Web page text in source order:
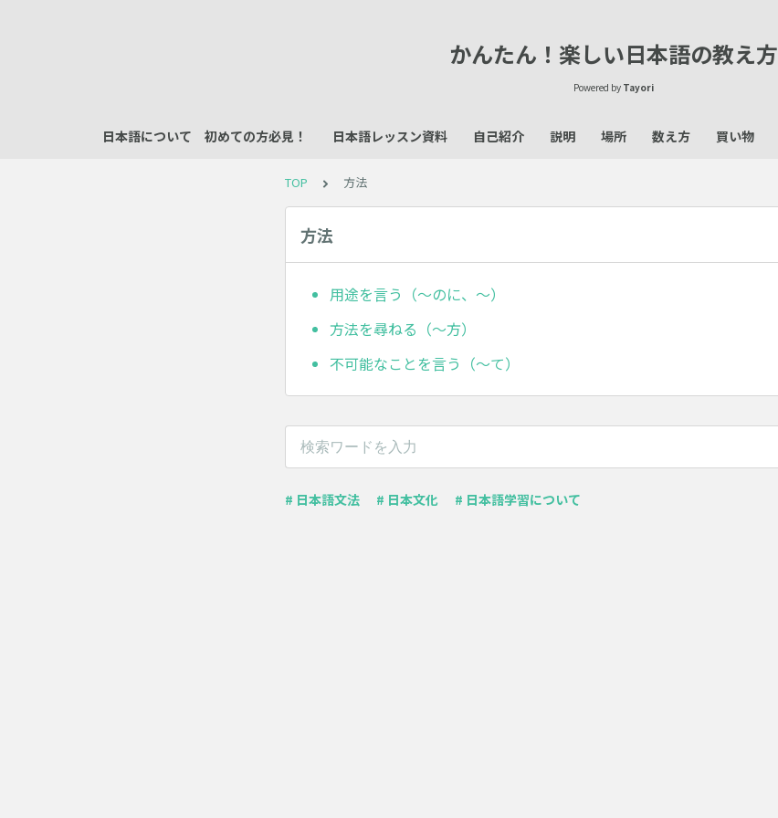
かんたん！楽しい日本語の教え方
Powered by Tayori
日本語について 初めての方必見！ 日本語レッスン資料 自己紹介 説明 場所 数え方 買い物
TOP 方法
方法
用途を言う（～のに、～）
方法を尋ねる（～方）
不可能なことを言う（～て）
# 日本語文法 # 日本文化 # 日本語学習について